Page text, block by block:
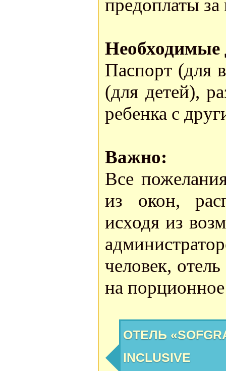
предоплаты
Необходимые
Паспорт (для
(для детей),
ребенка с
Важно:
Все
из окон,
исходя из
человек,
на
ОТЕЛЬ
INCLUSIVE